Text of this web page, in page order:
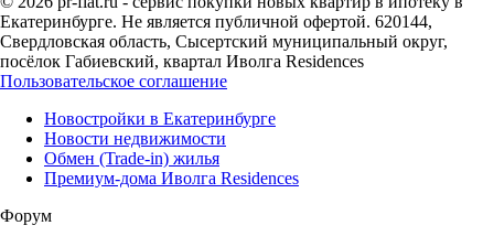
Екатеринбурге. Не является публичной офертой. 620144,
Свердловская область, Сысертский муниципальный округ,
посёлок Габиевский, квартал Иволга Residences
Пользовательское соглашение
Новостройки в Екатеринбурге
Новости недвижимости
Обмен (Trade-in) жилья
Премиум-дома Иволга Residences
Форум